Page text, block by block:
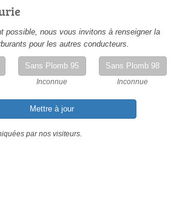
possible, nous vous invitons à renseigner la
pour les autres conducteurs.
Sans Plomb 95
Inconnue
Sans Plomb 98
Inconnue
Mettre à jour
par nos visiteurs.